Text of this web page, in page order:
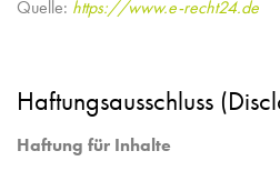
Quelle: https://www.e-recht24.de
Haftungsausschluss
Haftung für Inhalte